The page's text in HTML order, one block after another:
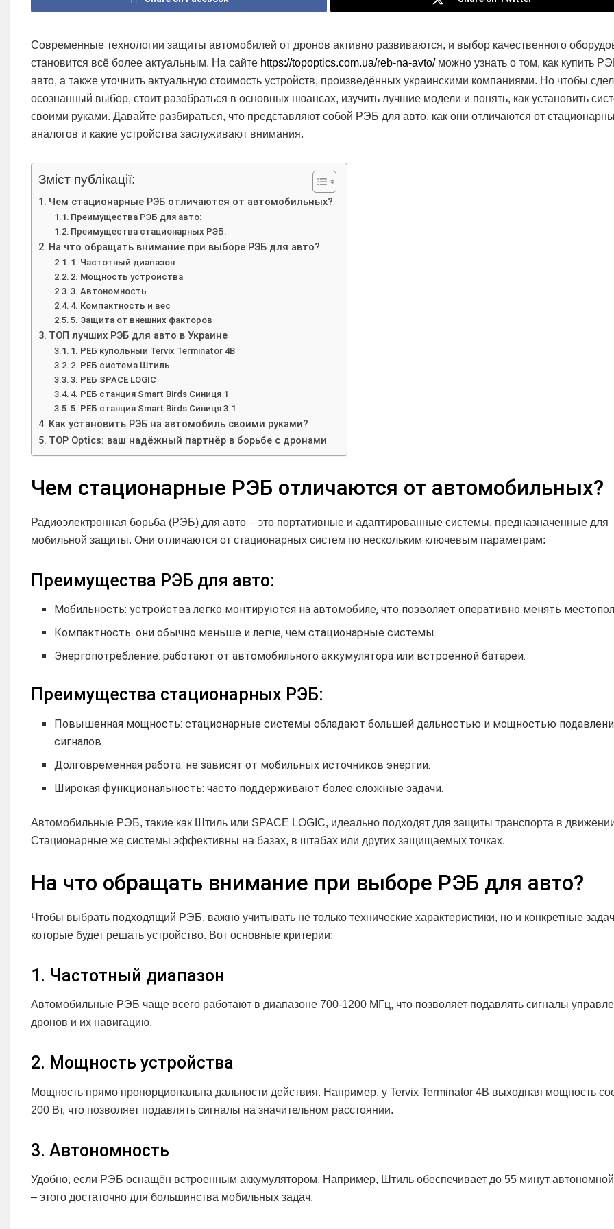
Современные технологии защиты автомобилей от дронов активно развиваются, и выбор качественного
становится всё более актуальным. На сайте https://topoptics.com.ua/reb-na-avto/можно узнать о том, как купить
авто, а также уточнить актуальную стоимость устройств, произведённых украинскими компаниями. Но чтобы
осознанный выбор, стоит разобраться в основных нюансах, изучить лучшие модели и понять, как установить
своими руками. Давайте разбираться, что представляют собой РЭБ для авто, как они отличаются от
аналогов и какие устройства заслуживают внимания.
Зміст публікації:
Чем стационарные РЭБ отличаются от автомобильных?
Преимущества РЭБ для авто:
Преимущества стационарных РЭБ:
На что обращать внимание при выборе РЭБ для авто?
1. Частотный диапазон
2. Мощность устройства
3. Автономность
4. Компактность и вес
5. Защита от внешних факторов
ТОП лучших РЭБ для авто в Украине
1. РЕБ купольный Tervix Terminator 4B
2. РЕБ система Штиль
3. РЕБ SPACE LOGIC
4. РЕБ станция Smart Birds Синиця 1
5. РЕБ станция Smart Birds Синиця 3.1
Как установить РЭБ на автомобиль своими руками?
TOP Optics: ваш надёжный партнёр в борьбе с дронами
Чем стационарные РЭБ отличаются от автомобильных?
Радиоэлектронная борьба (РЭБ) для авто – это портативные и адаптированные системы, предназначенные для
мобильной защиты. Они отличаются от стационарных систем по нескольким ключевым параметрам:
Преимущества РЭБ для авто:
Мобильность: устройства легко монтируются на автомобиле, что позволяет оперативно менять
Компактность: они обычно меньше и легче, чем стационарные системы.
Энергопотребление: работают от автомобильного аккумулятора или встроенной батареи.
Преимущества стационарных РЭБ:
Повышенная мощность: стационарные системы обладают большей дальностью и мощностью
сигналов.
Долговременная работа: не зависят от мобильных источников энергии.
Широкая функциональность: часто поддерживают более сложные задачи.
Автомобильные РЭБ, такие как Штиль или SPACE LOGIC, идеально подходят для защиты транспорта в
Стационарные же системы эффективны на базах, в штабах или других защищаемых точках.
На что обращать внимание при выборе РЭБ для авто?
Чтобы выбрать подходящий РЭБ, важно учитывать не только технические характеристики, но и конкретные
которые будет решать устройство. Вот основные критерии:
1. Частотный диапазон
Автомобильные РЭБ чаще всего работают в диапазоне 700-1200 МГц, что позволяет подавлять сигналы
дронов и их навигацию.
2. Мощность устройства
Мощность прямо пропорциональна дальности действия. Например, у Tervix Terminator 4B выходная мощность
200 Вт, что позволяет подавлять сигналы на значительном расстоянии.
3. Автономность
Удобно, если РЭБ оснащён встроенным аккумулятором. Например, Штиль обеспечивает до 55 минут
– этого достаточно для большинства мобильных задач.